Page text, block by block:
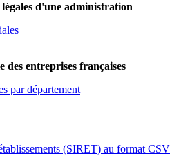
d'une administration
des entreprises françaises
par département
(SIRET) au format CSV